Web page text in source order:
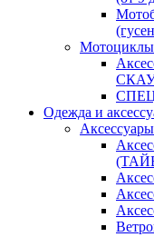
Одежда и